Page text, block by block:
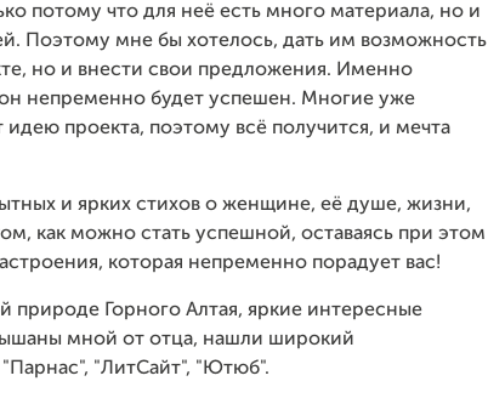
потому что для неё есть много материала, но и
Поэтому мне бы хотелось, дать им возможность
но и внести свои предложения. Именно
непременно будет успешен. Многие уже
проекта, поэтому всё получится, и мечта
и ярких стихов о женщине, её душе, жизни,
как можно стать успешной, оставаясь при этом
которая непременно порадует вас!
природе Горного Алтая, яркие интересные
мной от отца, нашли широкий
"Парнас", "ЛитСайт", "Ютюб".